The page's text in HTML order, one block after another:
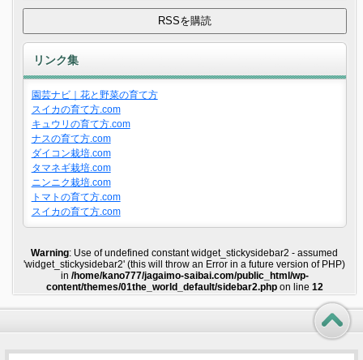
リンク集
園芸ナビ｜花と野菜の育て方
スイカの育て方.com
キュウリの育て方.com
ナスの育て方.com
ダイコン栽培.com
タマネギ栽培.com
ニンニク栽培.com
トマトの育て方.com
スイカの育て方.com
Warning: Use of undefined constant widget_stickysidebar2 - assumed
'widget_stickysidebar2' (this will throw an Error in a future version of PHP)
in /home/kano777/jagaimo-saibai.com/public_html/wp-
content/themes/01the_world_default/sidebar2.phpon line 12